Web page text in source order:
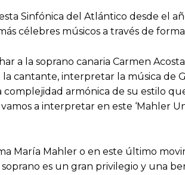
Sinfónica del Atlántico desde el
célebres músicos a través de
a la soprano canaria Carmen
cantante, interpretar la música de
armónica de su estilo
a interpretar en este ‘Mahler
María Mahler o en este último
es un gran privilegio y una